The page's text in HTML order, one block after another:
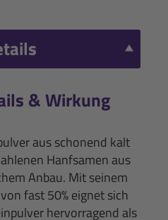
& Wirkung
aus schonend kalt
Hanfsamen aus
Anbau. Mit seinem
fast 50% eignet sich
hervorragend als